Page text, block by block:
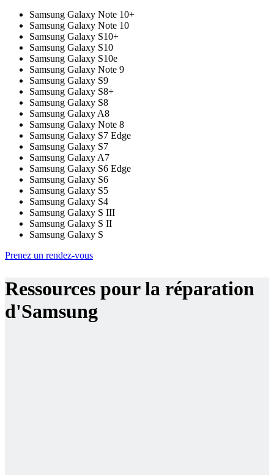
Samsung Galaxy Note 10+
Samsung Galaxy Note 10
Samsung Galaxy S10+
Samsung Galaxy S10
Samsung Galaxy S10e
Samsung Galaxy Note 9
Samsung Galaxy S9
Samsung Galaxy S8+
Samsung Galaxy S8
Samsung Galaxy A8
Samsung Galaxy Note 8
Samsung Galaxy S7 Edge
Samsung Galaxy S7
Samsung Galaxy A7
Samsung Galaxy S6 Edge
Samsung Galaxy S6
Samsung Galaxy S5
Samsung Galaxy S4
Samsung Galaxy S III
Samsung Galaxy S II
Samsung Galaxy S
Prenez un rendez-vous
Ressources pour la réparation
d'Samsung